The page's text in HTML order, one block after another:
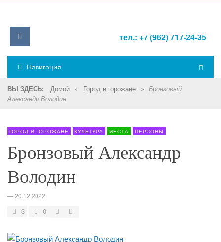
тел.: +7 (962) 717-24-35
Навигация
ВЫ ЗДЕСЬ: Домой » Город и горожане »
Бронзовый
Александр Володин
ГОРОД И ГОРОЖАНЕ КУЛЬТУРА МЕСТА ПЕРСОНЫ
Бронзовый Александр
Володин
—20.12.2022
3 0